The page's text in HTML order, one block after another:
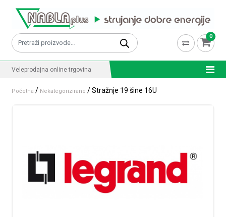
Pretraži: 0
Veleprodajna online trgovina
Početna / Nekategorizirane / Stražnje 19 šine 16U